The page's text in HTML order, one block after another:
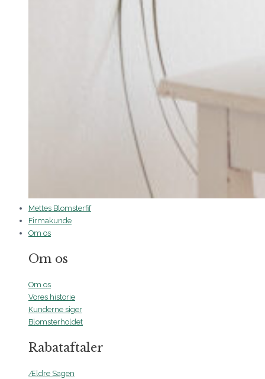
Mettes Blomsterfif
Firmakunde
Om os
Om os
Om os
Vores historie
Kunderne siger
Blomsterholdet
Rabataftaler
Ældre Sagen